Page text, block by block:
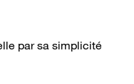
par sa simplicité